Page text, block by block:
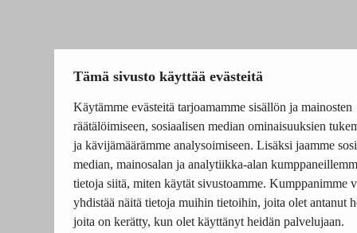
Tämä sivusto käyttää evästeitä
Käytämme evästeitä tarjoamamme sisällön ja mainosten
räätälöimiseen, sosiaalisen median ominaisuuksien
ja kävijämäärämme analysoimiseen. Lisäksi jaamme
median, mainosalan ja analytiikka-alan
tietoja siitä, miten käytät sivustoamme. Kumppanimme
yhdistää näitä tietoja muihin tietoihin, joita olet antanut
joita on kerätty, kun olet käyttänyt heidän palvelujaan.